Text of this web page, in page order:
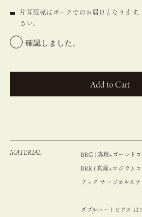
片耳販売はポーチでのお届けとなります
さい。
確認しました。
カートに入れる
MATERIAL BRG (真鍮+ゴールド
BRR (真鍮+ロジウム
フック サージカルステ
ダブルハートピアス